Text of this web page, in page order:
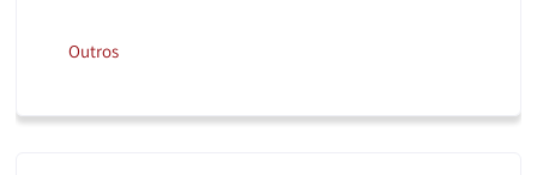
Outros